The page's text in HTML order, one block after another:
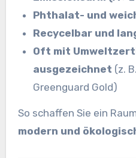
Phthalat- und
Recycelbar und
Oft mit
ausgezeichnet (z.
Greenguard Gold)
So schaffen Sie ein
modern und